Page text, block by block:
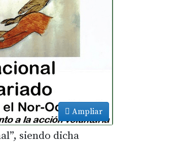
Ampliar
siendo dicha